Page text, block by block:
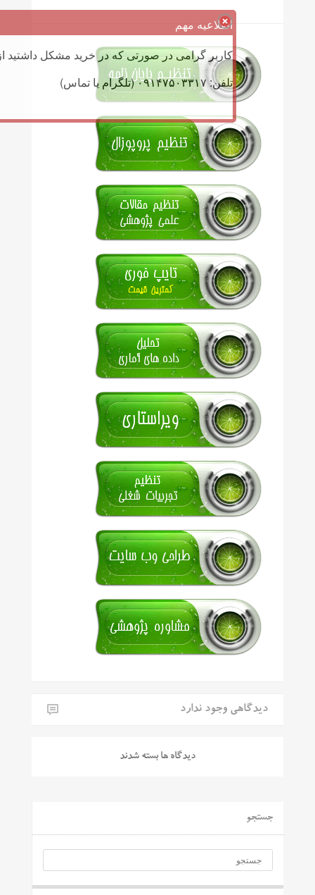
دیدگاهی وجود ندارد
دیدگاه ها بسته شدند
جستجو
اطلاعیه مهم
کاربر گرامی در صورتی که در خرید مشکل داشتید
تلفن: ۰۹۱۴۷۵۰۳۳۱۷ (تلگرام یا تماس)